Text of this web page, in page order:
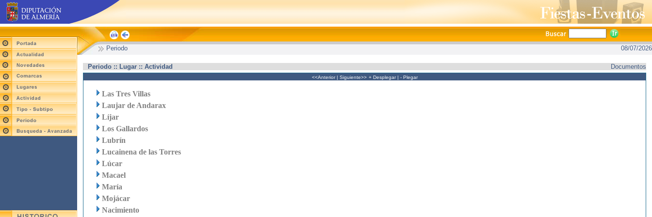
Periodo 08/07/2026
Periodo :: Lugar :: Actividad Documentos
<<Anterior| Siguiente>> + Desplegar| - Plegar
Las Tres Villas
Laujar de Andarax
Líjar
Los Gallardos
Lubrín
Lucainena de las Torres
Lúcar
Macael
María
Mojácar
Nacimiento